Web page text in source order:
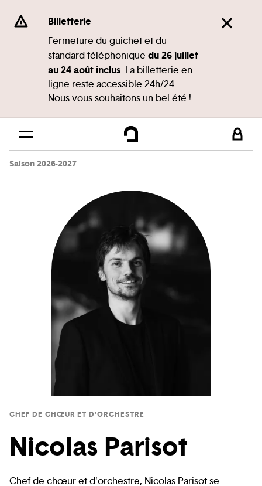
Se rendre au
Contenu principal
Pied de page
Billetterie
Fermeture du guichet et du
standard téléphonique du 26 juillet
au 24 août inclus. La billetterie en
ligne reste accessible 24h/24.
Nous vous souhaitons un bel été !
Saison 2026-2027
CHEF DE CHŒUR ET D'ORCHESTRE
Nicolas Parisot
Chef de chœur et d'orchestre, Nicolas Parisot se